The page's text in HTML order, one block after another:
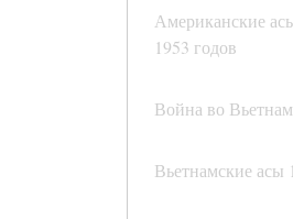
Американские
1953 годов
Война во
Вьетнамские асы